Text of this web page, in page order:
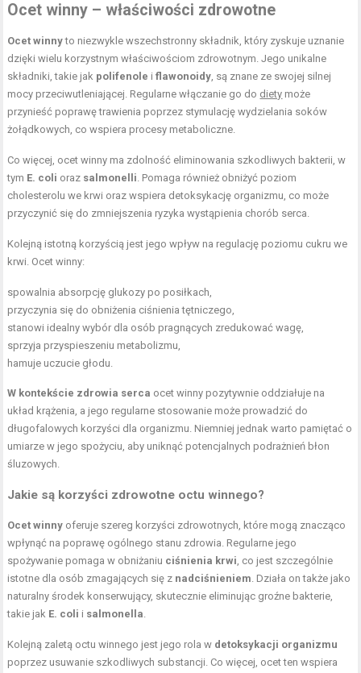
Ocet winny – właściwości zdrowotne
Ocet winnyto niezwykle wszechstronny składnik, który zyskuje uznanie
dzięki wielu korzystnym właściwościom zdrowotnym. Jego unikalne
składniki, takie jak polifenole iflawonoidy, są znane ze swojej silnej
mocy przeciwutleniającej. Regularne włączanie go do diety może
przynieść poprawę trawienia poprzez stymulację wydzielania soków
żołądkowych, co wspiera procesy metaboliczne.
Co więcej, ocet winny ma zdolność eliminowania szkodliwych bakterii, w
tym E. coli oraz salmonelli. Pomaga również obniżyć poziom
cholesterolu we krwi oraz wspiera detoksykację organizmu, co może
przyczynić się do zmniejszenia ryzyka wystąpienia chorób serca.
Kolejną istotną korzyścią jest jego wpływ na regulację poziomu cukru we
krwi. Ocet winny:
spowalnia absorpcję glukozy po posiłkach,
przyczynia się do obniżenia ciśnienia tętniczego,
stanowi idealny wybór dla osób pragnących zredukować wagę,
sprzyja przyspieszeniu metabolizmu,
hamuje uczucie głodu.
W kontekście zdrowia serca ocet winny pozytywnie oddziałuje na
układ krążenia, a jego regularne stosowanie może prowadzić do
długofalowych korzyści dla organizmu. Niemniej jednak warto pamiętać o
umiarze w jego spożyciu, aby uniknąć potencjalnych podrażnień błon
śluzowych.
Jakie są korzyści zdrowotne octu winnego?
Ocet winny oferuje szereg korzyści zdrowotnych, które mogą znacząco
wpłynąć na poprawę ogólnego stanu zdrowia. Regularne jego
spożywanie pomaga w obniżaniu ciśnienia krwi, co jest szczególnie
istotne dla osób zmagających się z nadciśnieniem. Działa on także jako
naturalny środek konserwujący, skutecznie eliminując groźne bakterie,
takie jak E. coli i salmonella.
Kolejną zaletą octu winnego jest jego rola w detoksykacji organizmu
poprzez usuwanie szkodliwych substancji. Co więcej, ocet ten wspiera